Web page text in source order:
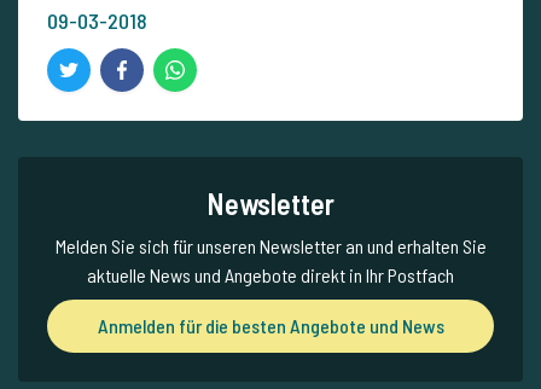
09-03-2018
Newsletter
Melden Sie sich für unseren Newsletter an und erhalten Sie
aktuelle News und Angebote direkt in Ihr Postfach
Anmelden für die besten Angebote und News